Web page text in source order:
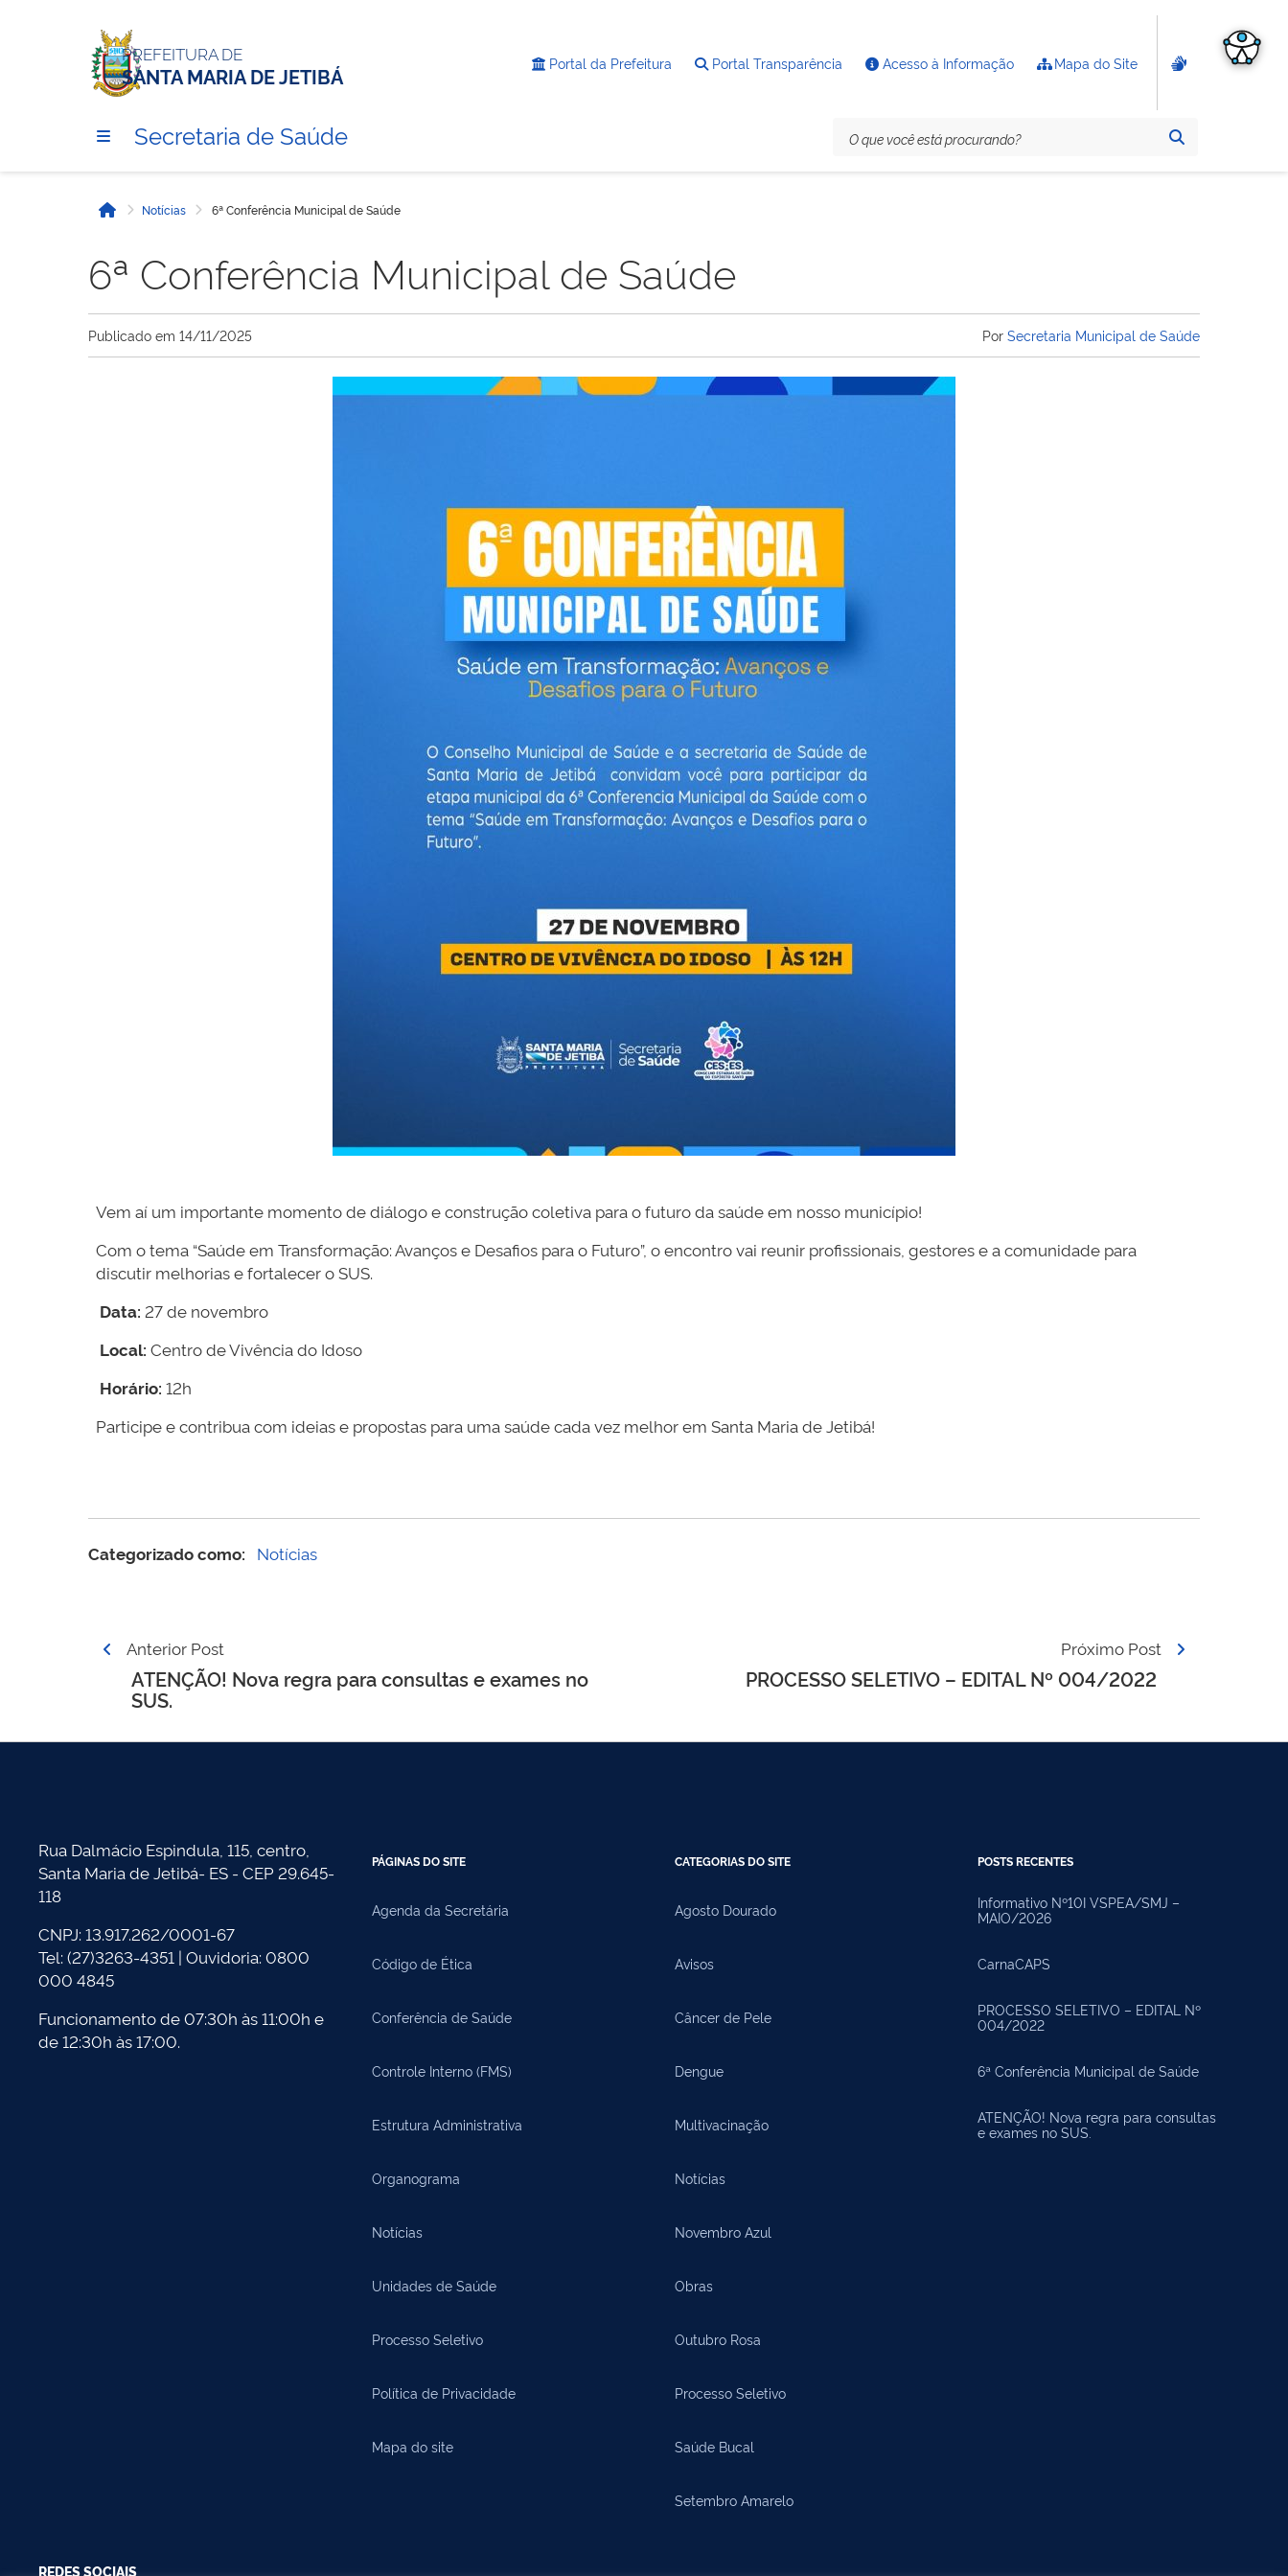
PREFEITURA DE
SANTA MARIA DE JETIBÁ Portal da Prefeitura Portal Transparência Acesso à Informação Mapa do Site
Secretaria de Saúde
InícioNotícias 6ª Conferência Municipal de Saúde
6ª Conferência Municipal de Saúde
Publicado em 14/11/2025 Por Secretaria Municipal de Saúde
Vem aí um importante momento de diálogo e construção coletiva para o futuro da saúde em nosso município!
Com o tema “Saúde em Transformação: Avanços e Desafios para o Futuro”, o encontro vai reunir profissionais, gestores e a comunidade para
discutir melhorias e fortalecer o SUS.
Data: 27 de novembro
Local: Centro de Vivência do Idoso
Horário: 12h
Participe e contribua com ideias e propostas para uma saúde cada vez melhor em Santa Maria de Jetibá!
Categorizado como: Notícias
Navegação
Anterior Post
ATENÇÃO! Nova regra para consultas e exames no
SUS.
Próximo Post
PROCESSO SELETIVO – EDITAL Nº 004/2022
Rua Dalmácio Espindula, 115, centro,
Santa Maria de Jetibá- ES - CEP 29.645-
118
CNPJ: 13.917.262/0001-67
Tel: (27)3263-4351 | Ouvidoria: 0800
000 4845
Funcionamento de 07:30h às 11:00h e
de 12:30h às 17:00.
PÁGINAS DO SITE
Agenda da Secretária
Código de Ética
Conferência de Saúde
Controle Interno (FMS)
Estrutura Administrativa
Organograma
Notícias
Unidades de Saúde
Processo Seletivo
Política de Privacidade
Mapa do site
CATEGORIAS DO SITE
Agosto Dourado
Avisos
Câncer de Pele
Dengue
Multivacinação
Notícias
Novembro Azul
Obras
Outubro Rosa
Processo Seletivo
Saúde Bucal
Setembro Amarelo
POSTS RECENTES
Informativo Nº10I VSPEA/SMJ –
MAIO/2026
CarnaCAPS
PROCESSO SELETIVO – EDITAL Nº
004/2022
6ª Conferência Municipal de Saúde
ATENÇÃO! Nova regra para consultas
e exames no SUS.
REDES SOCIAIS